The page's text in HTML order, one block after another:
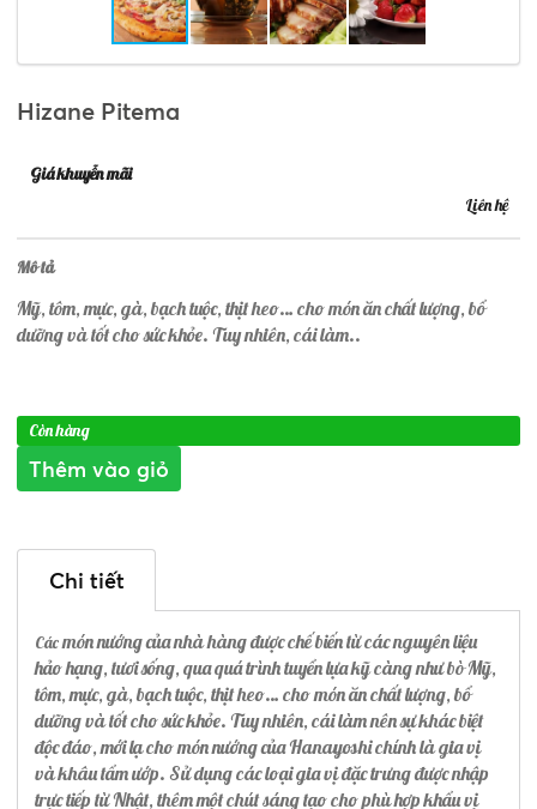
Hizane Pitema
Giá khuyễn mãi
Liên hệ
Mô tả
Mỹ, tôm, mực, gà, bạch tuộc, thịt heo… cho món ăn chất lượng, bổ
dưỡng và tốt cho sức khỏe. Tuy nhiên, cái làm..
Còn hàng
Thêm vào giỏ
Chi tiết
Cácmón nướng của nhà hàng được chế biến từ các nguyên liệu
hảo hạng, tươi sống, qua quá trình tuyển lựa kỹ càng như bò Mỹ,
tôm, mực, gà, bạch tuộc, thịt heo… cho món ăn chất lượng, bổ
dưỡng và tốt cho sức khỏe. Tuy nhiên, cái làm nên sự khác biệt
độc đáo, mới lạ cho món nướng của Hanayoshi chính là gia vị
và khâu tẩm ướp. Sử dụng các loại gia vị đặc trưng được nhập
trực tiếp từ Nhật, thêm một chút sáng tạo cho phù hợp khẩu vị